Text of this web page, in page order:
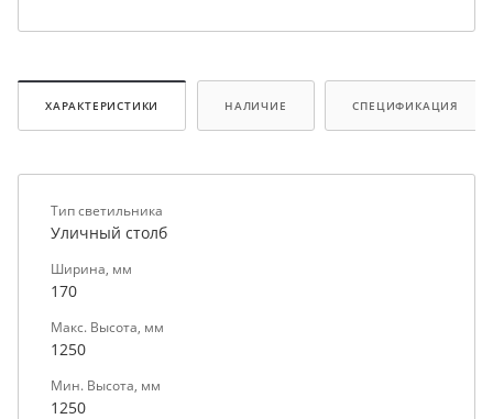
ХАРАКТЕРИСТИКИ НАЛИЧИЕ СПЕЦИФИКАЦИЯ
Тип светильника
Уличный столб
Ширина, мм
170
Макс. Высота, мм
1250
Мин. Высота, мм
1250